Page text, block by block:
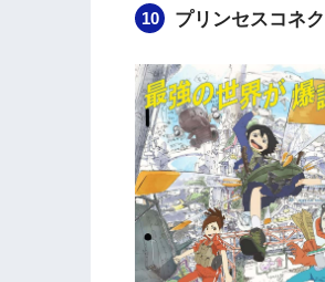
プリンセスコネ